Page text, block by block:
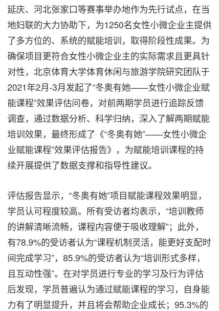
延庆、河北张家口等赛事举办地作为先行试点，在当
地妇联的大力协助下，为1250名女性小微企业主提供
了多方位的、系统的赋能培训，取得阶段性成果。为
确保项目更符合女性小微企业主的实际需求且更具针
对性，北京体育大学体育休闲与旅游学院研究团队于
2021年2月-3月发起了“冬奥有她——女性小微企业赋
能课程”效果评估问卷，对前两期学员进行追踪反馈
调查，通过数据分析、科学归纳，深入了解两期赋能
培训效果，最终形成了《“冬奥有她”——女性小微企
业赋能课程”效果评估报告》，为赋能培训课程的持
续开展提供了数据支撑和指导性建议。
评估报告显示，“冬奥有她”项目赋能课程效果明显，
学员认可程度较高。所有受访者均表示，“培训教师
的讲解清晰流畅，课程内容便于吸收理解”；此外，
有78.9%的受访者认为“课程机制灵活，能更好支配时
间完成学习”，85.9%的受访者认为“培训形式多样，
且互动性强”。在对学员进行专业的学习及行为评估
后发现，学员普遍认为通过赋能课程的学习，自身能
力有了明显提升，并且将会帮助企业成长；95.3%的